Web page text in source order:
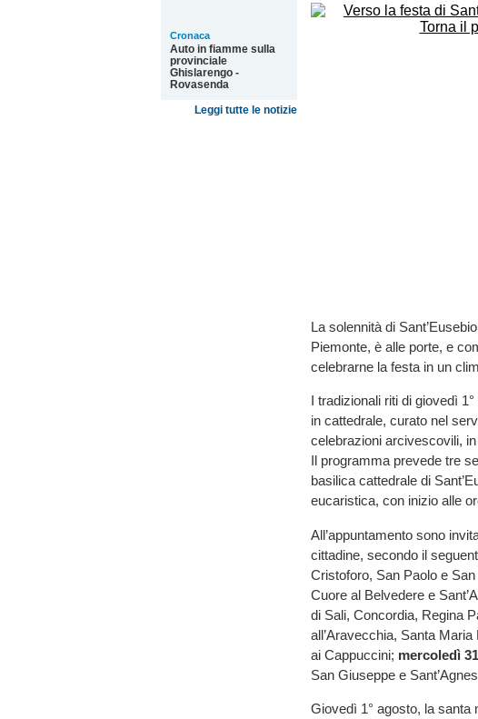
Cronaca
Auto in fiamme sulla
provinciale
Ghislarengo -
Rovasenda
Leggi tutte le notizie
La solennità di
Piemonte, è alle porte, e
celebrarne la festa in un
I tradizionali riti di giovedì
in cattedrale, curato nel
celebrazioni arcivescovili,
Il programma prevede tre
basilica cattedrale di
eucaristica, con inizio alle
All’appuntamento sono
cittadine, secondo il
Cristoforo, San Paolo e
Cuore al Belvedere e
di Sali, Concordia, Regina
all’Aravecchia, Santa
ai Cappuccini; mercoledì
San Giuseppe e
Giovedì 1° agosto, la santa